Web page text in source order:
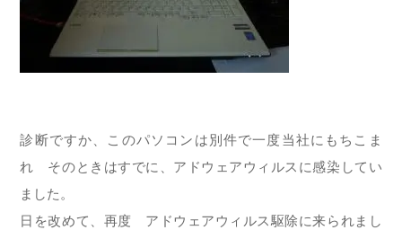
診断ですか、このパソコンは別件で一度当社にもちこま
れ そのときはすでに、アドウェアウィルスに感染してい
ました。
日を改めて、再度 アドウェアウィルス駆除に来られまし